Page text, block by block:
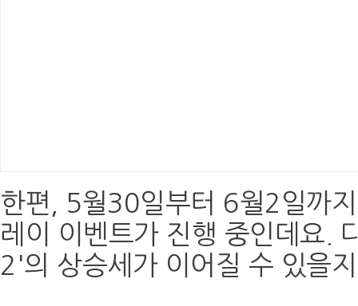
한편, 5월30일부터 6월2일까
레이 이벤트가 진행 중인데요.
2'의 상승세가 이어질 수 있을